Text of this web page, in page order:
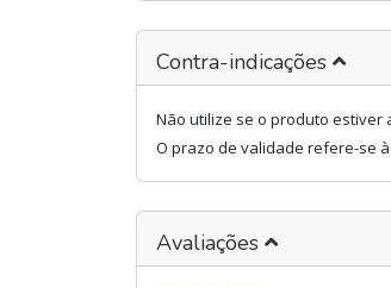
Contra-indicações
Não utilize se o produto estiver
O prazo de validade refere-se
Avaliações